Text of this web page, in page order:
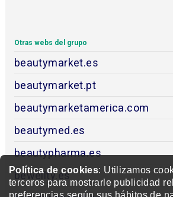
Política de cookies: Utilizamos
terceros para mostrarle publicidad
Otras webs del grupo
beautymarket.es
beautymarket.pt
beautymarketamerica.com
beautymed.es
beautypharma.es
bewellty.es